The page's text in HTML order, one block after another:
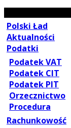
Polski Ład
Aktualności
Podatki
Podatek VAT
Podatek CIT
Podatek PIT
Orzecznictwo
Procedura
Rachunkowość